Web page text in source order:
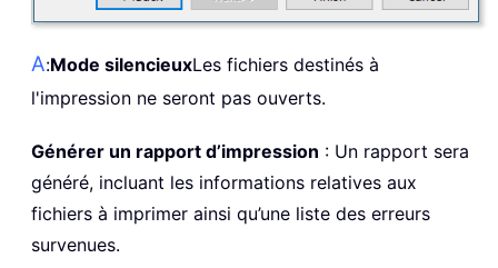
A:Mode silencieuxLes fichiers destinés à
l'impression ne seront pas ouverts.
Générer un rapport d’impression : Un rapport sera
généré, incluant les informations relatives aux
fichiers à imprimer ainsi qu’une liste des erreurs
survenues.